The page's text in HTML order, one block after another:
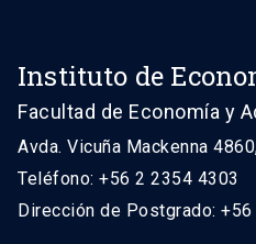
Instituto de
Facultad de Economía y
Avda. Vicuña Mackenna
Teléfono: +56 2 2354 4303
Dirección de Postgrado: